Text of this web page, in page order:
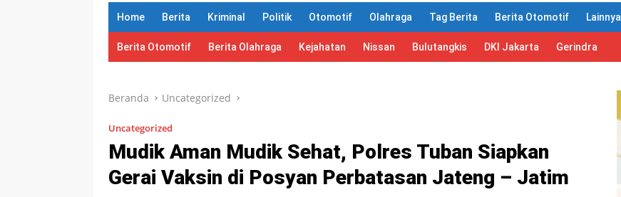
Home Berita Kriminal Politik Otomotif Olahraga Tag Berita Berita Otomotif Lainnya
Berita Otomotif Berita Olahraga Kejahatan Nissan Bulutangkis DKI Jakarta Gerindra
Beranda Uncategorized
Uncategorized
Mudik Aman Mudik Sehat, Polres Tuban Siapkan
Gerai Vaksin di Posyan Perbatasan Jateng – Jatim